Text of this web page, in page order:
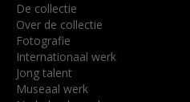
De collectie
Over de collectie
Fotografie
Internationaal werk
Jong talent
Museaal werk